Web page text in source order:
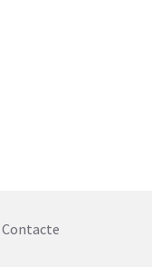
Contacte